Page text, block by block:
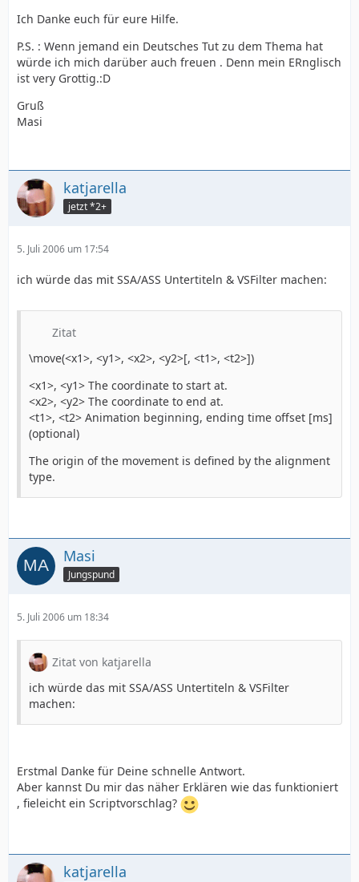
Ich Danke euch für eure Hilfe.
P.S. : Wenn jemand ein Deutsches Tut zu dem Thema hat
würde ich mich darüber auch freuen . Denn mein ERnglisch
ist very Grottig.:D
Gruß
Masi
katjarella
jetzt *2+
5. Juli 2006 um 17:54
ich würde das mit SSA/ASS Untertiteln & VSFilter machen:
Zitat
\move(<x1>, <y1>, <x2>, <y2>[, <t1>, <t2>])
<x1>, <y1> The coordinate to start at.
<x2>, <y2> The coordinate to end at.
<t1>, <t2> Animation beginning, ending time offset [ms]
(optional)
The origin of the movement is defined by the alignment
type.
Masi
Jungspund
5. Juli 2006 um 18:34
Zitat von katjarella
ich würde das mit SSA/ASS Untertiteln & VSFilter
machen:
Erstmal Danke für Deine schnelle Antwort.
Aber kannst Du mir das näher Erklären wie das funktioniert
, fieleicht ein Scriptvorschlag?
katjarella